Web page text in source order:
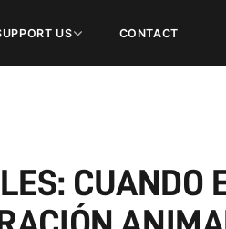
US CONTACT
CUANDO